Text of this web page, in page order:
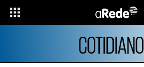
COTIDIANO